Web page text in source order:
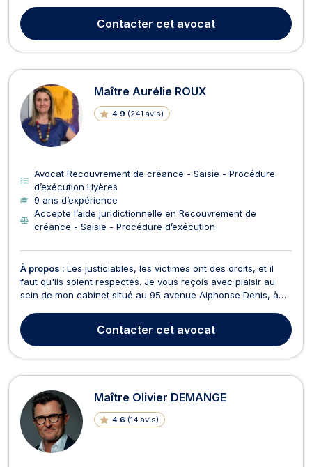
Meslier • et à Dole (39100) au 20 avenue du Maréchal de
Lattre de Tassigny. Maître TEIXEIRA intervient...
Contacter cet avocat
Maître Aurélie ROUX
4.9 (241 avis)
Avocat Recouvrement de créance - Saisie - Procédure
d’exécution Hyères
9 ans d’expérience
Accepte l’aide juridictionnelle en Recouvrement de
créance - Saisie - Procédure d’exécution
À propos : Les justiciables, les victimes ont des droits, et il
faut qu'ils soient respectés. Je vous reçois avec plaisir au
sein de mon cabinet situé au 95 avenue Alphonse Denis, à
avant tout c'est la raison pour laquelle je vous propose un
premier rendez-vous non facturé, en ef...
Contacter cet avocat
Maître Olivier DEMANGE
4.6 (14 avis)